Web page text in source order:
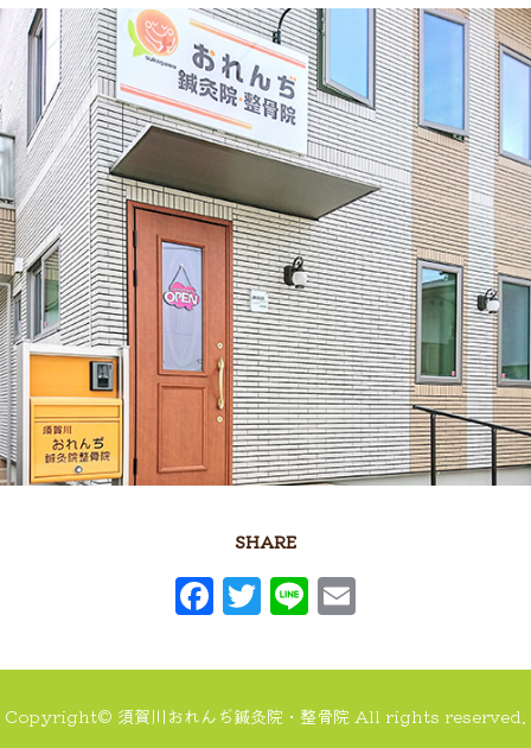
2021年1月(1)
2020年12月(2)
2020年11月 (3)
2020年10月
(1)
(1)
2020年8月(1)
2020年6月(4)
2020年5月(2)
2020年3月(1)
2020年2月(1)
2020年1月(2)
2019年12月(1)
2019年10月
2019年9月(1)
2019年6月 (2)
SHARE
F
c
e
T
it
t
Li
e ai
l
Copyright© 須賀川おれんぢ鍼灸院・整骨院 All rights reserved.